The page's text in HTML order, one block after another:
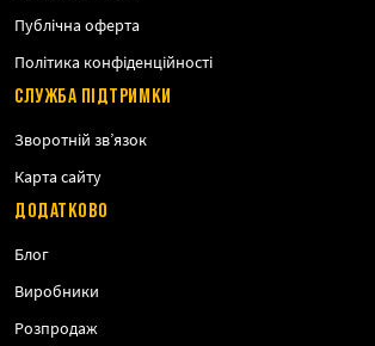
Публічна оферта
Політика конфіденційності
СЛУЖБА ПІДТРИМКИ
Зворотній зв’язок
Карта сайту
ДОДАТКОВО
Блог
Виробники
Розпродаж